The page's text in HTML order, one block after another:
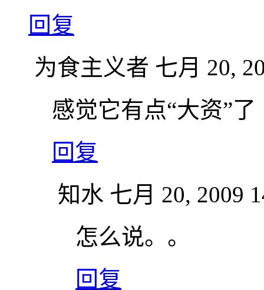
回复
为食主义者 七月 20,
感觉它有点“大资”了
回复
知水 七月 20, 2009
怎么说。。
回复